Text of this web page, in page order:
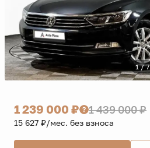
1 / 7
1 239 000 ₽ 1 439 000 ₽
15 627 ₽/мес. без взноса